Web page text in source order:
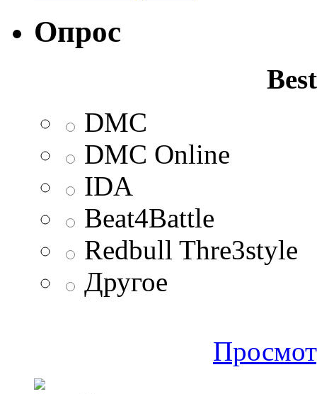
Опрос
DMC
DMC Online
IDA
Beat4Battle
Redbull Thre3style
Другое